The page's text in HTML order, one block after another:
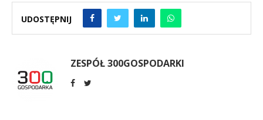
UDOSTĘPNIJ
ZESPÓŁ 300GOSPODARKI